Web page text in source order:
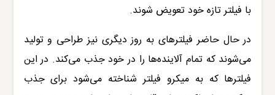
با فیلتر تازه خود تعویض شوند.
در حال حاضر فیلترهای به روز دیگری نیز طراحی و تولید
میشوند که تمام آلاینده‌ها را در خود جذب می‌کند. در این
فیلترها که به میکرو فیلتر شناخته می‌شود برای جذب